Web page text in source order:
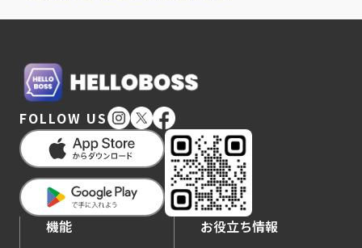
FOLLOW US
機能 お役立ち情報